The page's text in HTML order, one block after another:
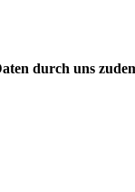
durch uns